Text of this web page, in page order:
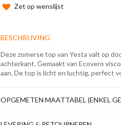
Zet op wenslijst
BESCHRIJVING
Deze zomerse top van Yesta valt op
achterkant. Gemaakt van Ecovero
aan. De top is licht en luchtig, perfect
OPGEMETEN MAATTABEL (ENKEL